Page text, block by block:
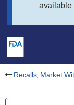
available
Recalls, Market